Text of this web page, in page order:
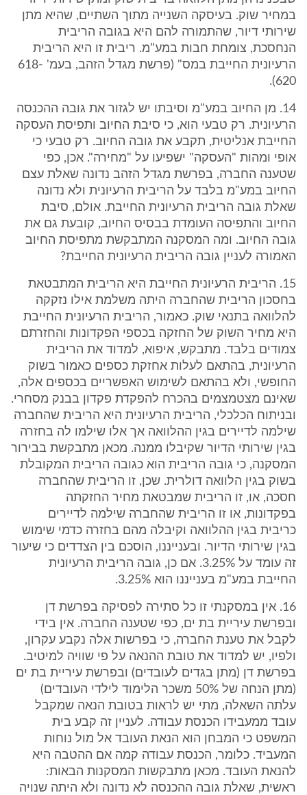
במחיר שוק. בעיסקה השנייה מתוך השתיים, שהיא מתן
שירותי דיור, שהתמורה להם היא בגובה הריבית
הנחסכת, צומחת חבות במע"מ. ריבית זו היא הריבית
הרעיונית החייבת במס" (פרשת מגדל הזהב, בעמ' 618-
620).
14. מן החיוב במע"מ וסיבתו יש לגזור את גובה ההכנסה
הרעיונית. רק טבעי הוא, כי סיבת החיוב ותפיסת העסקה
החייבת אנליטית, תקבע את גובה החיוב. רק טבעי כי
אופי ומהות "העסקה" ישפיעו על "מחירה". אכן, כפי
שטענה החברה, בפרשת מגדל הזהב נדונה שאלת עצם
החיוב במע"מ בלבד על הריבית הרעיונית ולא נדונה
שאלת גובה הריבית הרעיונית החייבת. אולם, סיבת
החיוב והתפיסה העומדת בבסיס החיוב, קובעת גם את
גובה החיוב. ומה המסקנה המתבקשת מתפיסת החיוב
האמורה לעניין גובה הריבית הרעיונית החייבת?
15. הריבית הרעיונית החייבת היא הריבית המתבטאת
בחסכון הריבית שהחברה היתה משלמת אילו נזקקה
להלוואה בתנאי שוק. כאמור, הריבית הרעיונית החייבת
היא מחיר השוק של החזקה בכספי הפקדונות והחזרתם
צמודים בלבד. מתבקש, איפוא, למדוד את הריבית
הרעיונית, בהתאם לעלות אחזקת כספים כאמור בשוק
החופשי, ולא בהתאם לשימוש האפשריים בכספים אלה,
שאינם מצטמצמים בהכרח להפקדת פקדון בבנק מסחרי.
ובניתוח הכלכלי, הריבית הרעיונית היא הריבית שהחברה
שילמה לדיירים בגין ההלוואה אך אלו שילמו לה בחזרה
בגין שירותי הדיור שקיבלו ממנה. מכאן מתבקשת בבירור
המסקנה, כי גובה הריבית הוא כגובה הריבית המקובלת
בשוק בגין הלוואה דולרית. שכן, זו הריבית שהחברה
חסכה, או, זו הריבית שמבטאת מחיר החזקתה
בפקדונות, או זו הריבית שהחברה שילמה לדיירים
כריבית בגין ההלוואה וקיבלה מהם בחזרה כדמי שימוש
בגין שירותי הדיור. ובענייננו, הוסכם בין הצדדים כי שיעור
זה עומד על 3.25%. אם כן, גובה הריבית הרעיונית
החייבת במע"מ בענייננו הוא 3.25%.
16. אין במסקנתי זו כל סתירה לפסיקה בפרשת דן
ובפרשת עיריית בת ים, כפי שטענה החברה. אין בידי
לקבל את טענת החברה, כי בפרשות אלה נקבע עקרון,
ולפיו, יש למדוד את טובת ההנאה על פי שוויה למיטיב.
בפרשת דן (מתן בגדים לעובדים) ובפרשת עיריית בת ים
(מתן הנחה של 50% משכר הלימוד לילדי העובדים)
עלתה השאלה, מתי יש לראות בטובת הנאה שמקבל
עובד ממעבידו הכנסת עבודה. לעניין זה קבע בית
המשפט כי המבחן הוא הנאת העובד אל מול נוחות
המעביד. כלומר, הכנסת עבודה קמה אם ההטבה היא
להנאת העובד. מכאן מתבקשות המסקנות הבאות:
ראשית, שאלת גובה ההכנסה לא נדונה ולא היתה שנויה